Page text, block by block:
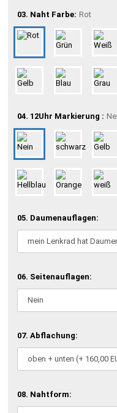
03. Naht Farbe: Rot
04. 12Uhr Markierung :
05. Daumenauflagen:
06. Seitenauflagen:
07. Abflachung:
08. Nahtform: